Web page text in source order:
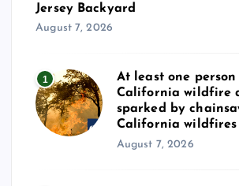
a
g
Jersey Backyard
August 7, 2026
1
At least one
California wildfire
sparked by
California wildfires
August 7, 2026